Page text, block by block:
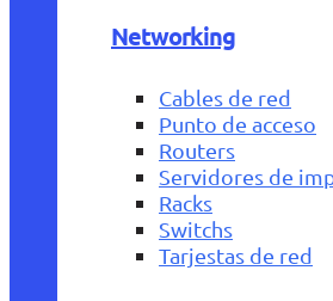
Networking
Cables de red
Punto de acceso
Routers
Servidores de
Racks
Switchs
Tarjestas de red